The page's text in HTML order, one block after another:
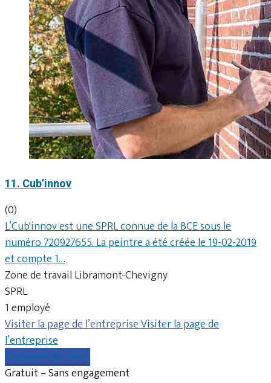
11. Cub’innov
(0)
L’Cub'innov est une SPRL connue de la BCE sous le
numéro 720927655. La peintre a été créée le 19-02-2019
et compte 1…
Zone de travail Libramont-Chevigny
SPRL
1 employé
Visiter la page de l’entrepriseVisiter la page de
l’entreprise
Comparer les devis
Gratuit – Sans engagement